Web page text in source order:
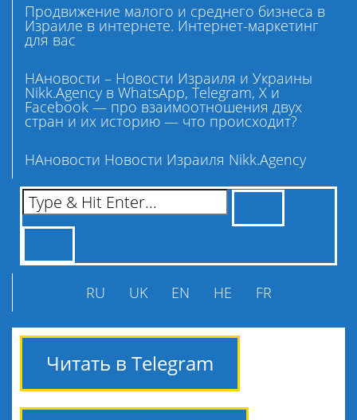
Продвижение малого и среднего бизнеса в
Израиле в интернете. Интернет-маркетинг
для вас
НАновости – Новости Израиля и Украины
Nikk.Agency в WhatsApp, Telegram, X и
Facebook — про взаимоотношения двух
стран и их историю — что происходит?
НАновости Новости Израиля Nikk.Agency
RU UK EN HE FR
Читать в Telegram